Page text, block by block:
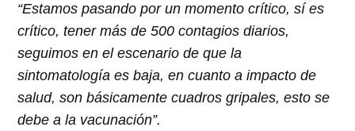
“Estamos pasando por un momento crítico, sí es
crítico, tener más de 500 contagios diarios,
seguimos en el escenario de que la
sintomatología es baja, en cuanto a impacto de
salud, son básicamente cuadros gripales, esto se
debe a la vacunación”.